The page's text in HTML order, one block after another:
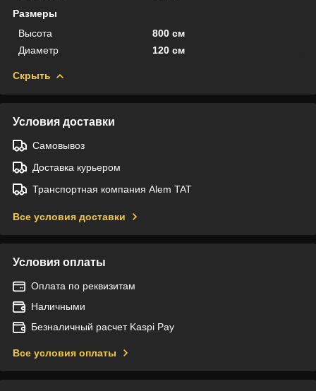
Размеры
Высота
800 см
Диаметр
120 см
Скрыть
Условия доставки
Самовывоз
Доставка курьером
Транспортная компания Alem TAT
Все условия доставки
Условия оплаты
Оплата по реквизитам
Наличными
Безналичный расчет Kaspi Pay
Все условия оплаты